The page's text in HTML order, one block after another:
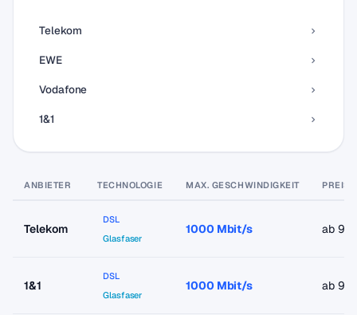
Telekom
EWE
Vodafone
1&1
ANBIETER TECHNOLOGIE MAX. GESCHWINDIGKEIT PREIS
Telekom
DSL
Glasfaser
1000 Mbit/s ab
1&1
DSL
Glasfaser
1000 Mbit/s ab